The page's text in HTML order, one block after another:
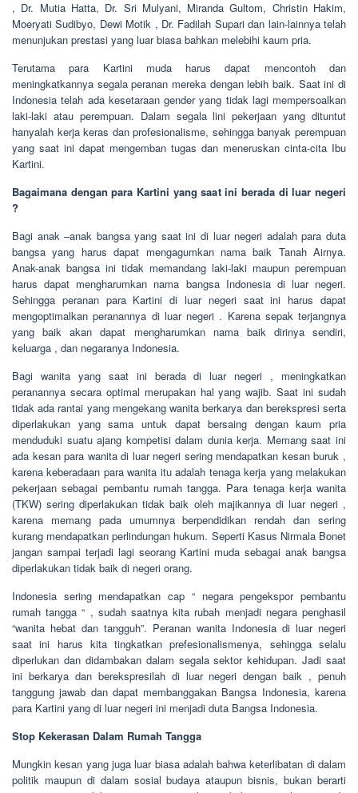
, Dr. Mutia Hatta, Dr. Sri Mulyani, Miranda Gultom, Christin Hakim,
Moeryati Sudibyo, Dewi Motik , Dr. Fadilah Supari dan lain-lainnya telah
menunjukan prestasi yang luar biasa bahkan melebihi kaum pria.
Terutama para Kartini muda harus dapat mencontoh dan
meningkatkannya segala peranan mereka dengan lebih baik. Saat ini di
Indonesia telah ada kesetaraan gender yang tidak lagi mempersoalkan
laki-laki atau perempuan. Dalam segala lini pekerjaan yang dituntut
hanyalah kerja keras dan profesionalisme, sehingga banyak perempuan
yang saat ini dapat mengemban tugas dan meneruskan cinta-cita Ibu
Kartini.
Bagaimana dengan para Kartini yang saat ini berada di luar negeri
?
Bagi anak –anak bangsa yang saat ini di luar negeri adalah para duta
bangsa yang harus dapat mengagumkan nama baik Tanah Airnya.
Anak-anak bangsa ini tidak memandang laki-laki maupun perempuan
harus dapat mengharumkan nama bangsa Indonesia di luar negeri.
Sehingga peranan para Kartini di luar negeri saat ini harus dapat
mengoptimalkan peranannya di luar negeri . Karena sepak terjangnya
yang baik akan dapat mengharumkan nama baik dirinya sendiri,
keluarga , dan negaranya Indonesia.
Bagi wanita yang saat ini berada di luar negeri , meningkatkan
peranannya secara optimal merupakan hal yang wajib. Saat ini sudah
tidak ada rantai yang mengekang wanita berkarya dan berekspresi serta
diperlakukan yang sama untuk dapat bersaing dengan kaum pria
menduduki suatu ajang kompetisi dalam dunia kerja. Memang saat ini
ada kesan para wanita di luar negeri sering mendapatkan kesan buruk ,
karena keberadaan para wanita itu adalah tenaga kerja yang melakukan
pekerjaan sebagai pembantu rumah tangga. Para tenaga kerja wanita
(TKW) sering diperlakukan tidak baik oleh majikannya di luar negeri ,
karena memang pada umumnya berpendidikan rendah dan sering
kurang mendapatkan perlindungan hukum. Seperti Kasus Nirmala Bonet
jangan sampai terjadi lagi seorang Kartini muda sebagai anak bangsa
diperlakukan tidak baik di negeri orang.
Indonesia sering mendapatkan cap “ negara pengekspor pembantu
rumah tangga “ , sudah saatnya kita rubah menjadi negara penghasil
“wanita hebat dan tangguh”. Peranan wanita Indonesia di luar negeri
saat ini harus kita tingkatkan prefesionalismenya, sehingga selalu
diperlukan dan didambakan dalam segala sektor kehidupan. Jadi saat
ini berkarya dan berekspresilah di luar negeri dengan baik , penuh
tanggung jawab dan dapat membanggakan Bangsa Indonesia, karena
para Kartini yang di luar negeri ini menjadi duta Bangsa Indonesia.
Stop Kekerasan Dalam Rumah Tangga
Mungkin kesan yang juga luar biasa adalah bahwa keterlibatan di dalam
politik maupun di dalam sosial budaya ataupun bisnis, bukan berarti